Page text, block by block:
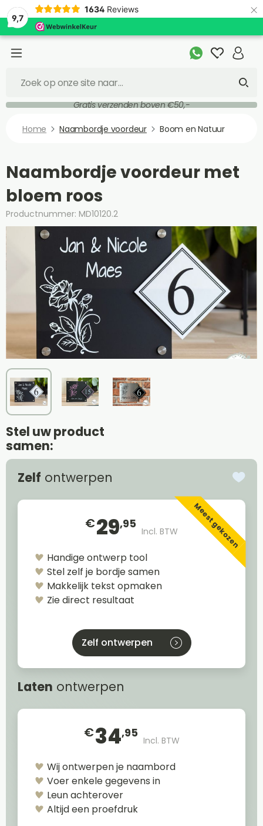
9,7
1634 Reviews ×
Gratis verzenden boven €50,-
Home Naambordje voordeur Boom en Natuur
Naambordje voordeur met
bloem roos
Productnummer: MD10120.2
Stel uw product
samen:
Zelf ontwerpen
€29,95
Incl. BTW Meest gekozen
Handige ontwerp tool
Stel zelf je bordje samen
Makkelijk tekst opmaken
Zie direct resultaat
Zelf ontwerpen
Laten ontwerpen
€34,95
Incl. BTW
Wij ontwerpen je naambord
Voer enkele gegevens in
Leun achterover
Altijd een proefdruk